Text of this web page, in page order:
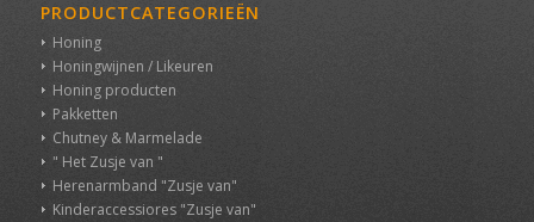
PRODUCTCATEGORIEËN
Honing
Honingwijnen / Likeuren
Honing producten
Pakketten
Chutney & Marmelade
" Het Zusje van "
Herenarmband "Zusje van"
Kinderaccessiores "Zusje van"